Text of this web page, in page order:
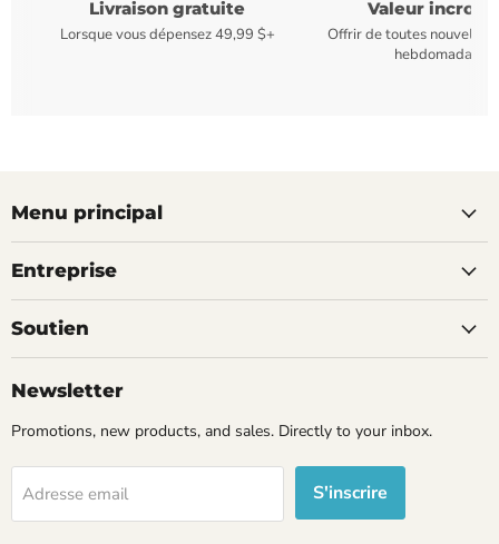
Livraison gratuite
Lorsque vous dépensez 49,99 $+
Valeur
Offrir de toutes nouvelles
hebdomadaires
Menu principal
Entreprise
Soutien
Newsletter
Promotions, new products, and sales. Directly to your inbox.
Adresse email S'inscrire